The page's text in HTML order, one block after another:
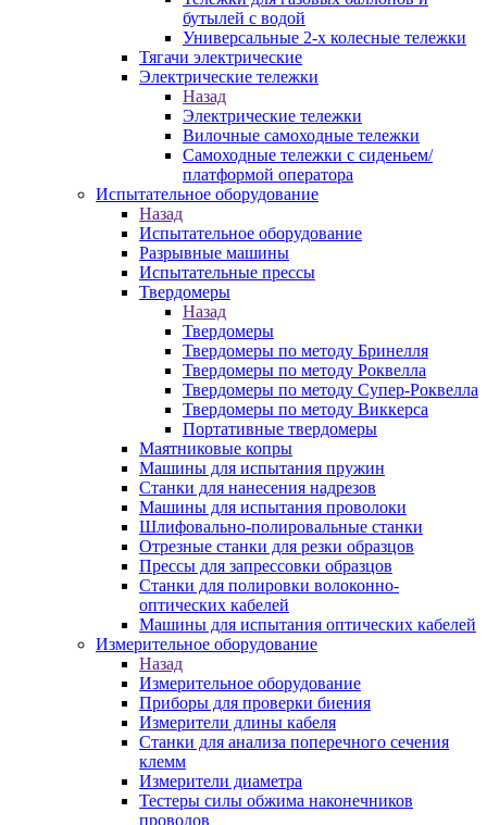
бутылей с водой
Универсальные 2-х колесные тележки
Тягачи электрические
Электрические тележки
Назад
Электрические тележки
Вилочные самоходные тележки
Самоходные тележки с сиденьем/
платформой оператора
Испытательное оборудование
Назад
Испытательное оборудование
Разрывные машины
Испытательные прессы
Твердомеры
Назад
Твердомеры
Твердомеры по методу Бринелля
Твердомеры по методу Роквелла
Твердомеры по методу Супер-Роквелла
Твердомеры по методу Виккерса
Портативные твердомеры
Маятниковые копры
Машины для испытания пружин
Станки для нанесения надрезов
Машины для испытания проволоки
Шлифовально-полировальные станки
Отрезные станки для резки образцов
Прессы для запрессовки образцов
Станки для полировки волоконно-
оптических кабелей
Машины для испытания оптических кабелей
Измерительное оборудование
Назад
Измерительное оборудование
Приборы для проверки биения
Измерители длины кабеля
Станки для анализа поперечного сечения
клемм
Измерители диаметра
Тестеры силы обжима наконечников
проводов